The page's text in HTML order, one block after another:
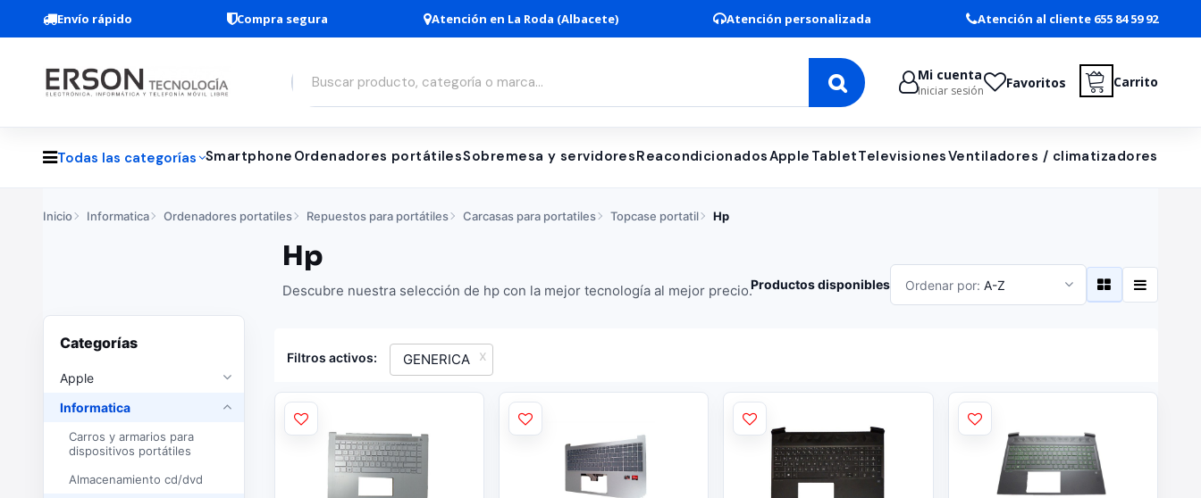
Envío rápido Compra segura Atención en La Roda (Albacete) Atención personalizada Atención al cliente 655 84 59 92
Mi cuenta
Iniciar sesión Favoritos Carrito
Todas las categorías Smartphone Ordenadores portátilesSobremesa y servidoresReacondicionadosApple TabletTelevisionesVentiladores / climatizadores
Inicio Informatica Ordenadores portatiles Repuestos para portátiles Carcasas para portatiles Topcase portatil Hp
Hp
Descubre nuestra selección de hp con la mejor tecnología al mejor precio.
Categorías
Apple
Informatica
Carros y armarios para
dispositivos portátiles
Almacenamiento cd/dvd
Productos disponibles Ordenar por: A-Z
Filtros activos: GENERICA